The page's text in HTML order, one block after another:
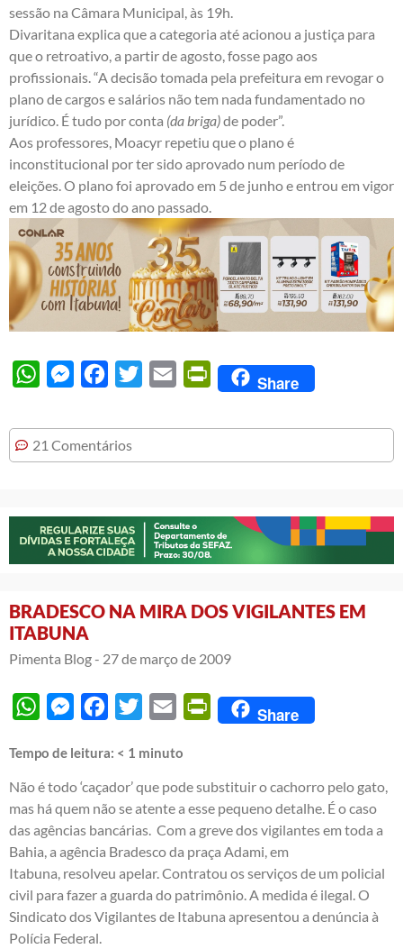
sessão na Câmara Municipal, às 19h.
Divaritana explica que a categoria até acionou a justiça para
que o retroativo, a partir de agosto, fosse pago aos
profissionais. “A decisão tomada pela prefeitura em revogar o
plano de cargos e salários não tem nada fundamentado no
jurídico. É tudo por conta (da briga)de poder”.
Aos professores, Moacyr repetiu que o plano é
inconstitucional por ter sido aprovado num período de
eleições. O plano foi aprovado em 5 de junho e entrou em vigor
em 12 de agosto do ano passado.
WhatsAppMessengerFacebook
Twitter Email PrintFriendly
Share
21 Comentários
BRADESCO NA MIRA DOS VIGILANTES EM
ITABUNA
Pimenta Blog - 27 de março de 2009
WhatsAppMessengerFacebook
Twitter Email PrintFriendly
Share
Tempo de leitura: < 1 minuto
Não é todo ‘caçador’ que pode substituir o cachorro pelo gato,
mas há quem não se atente a esse pequeno detalhe. É o caso
das agências bancárias. Com a greve dos vigilantes em toda a
Bahia, a agência Bradesco da praça Adami, em
Itabuna, resolveu apelar. Contratou os serviços de um policial
civil para fazer a guarda do patrimônio. A medida é ilegal. O
Sindicato dos Vigilantes de Itabuna apresentou a denúncia à
Polícia Federal.